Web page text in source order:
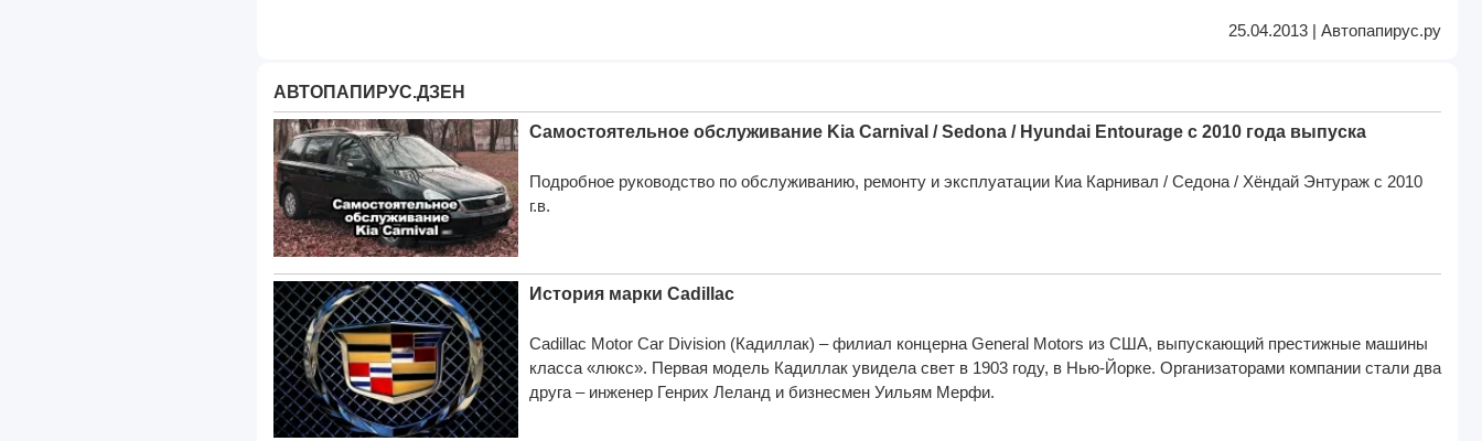
25.04.2013 | Автопапирус.ру
АВТОПАПИРУС.ДЗЕН
Самостоятельное обслуживание Kia Carnival / Sedona / Hyundai Entourage с 2010 года выпуска
Подробное руководство по обслуживанию, ремонту и эксплуатации Киа Карнивал / Седона / Хёндай Энтураж с 2010
г.в.
История марки Cadillac
Cadillac Motor Car Division (Кадиллак) – филиал концерна General Motors из США, выпускающий престижные машины
класса «люкс». Первая модель Кадиллак увидела свет в 1903 году, в Нью-Йорке. Организаторами компании стали два
друга – инженер Генрих Леланд и бизнесмен Уильям Мерфи.